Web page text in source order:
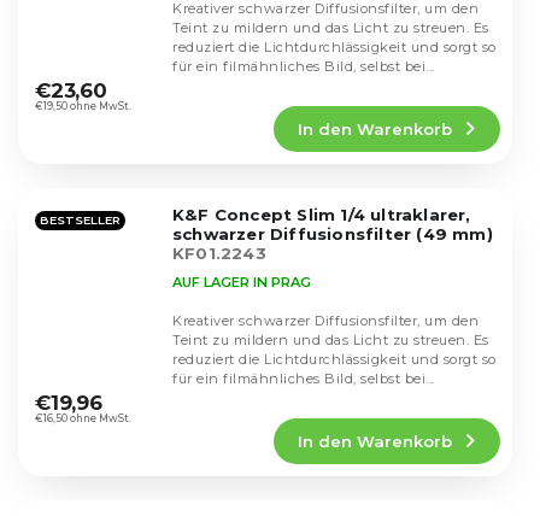
durchschnittliche
Produktbewertung
Sternen.
€19,50 ohne MwSt.
€23,60
In den Warenkorb
Kreativer schwarzer Diffusionsfilter, um den
Teint zu mildern und das Licht zu streuen. Es
reduziert die Lichtdurchlässigkeit und sorgt so
für ein filmähnliches Bild, selbst bei...
BESTSELLER
K&F Concept Slim 1/4 ultraklarer,
schwarzer Diffusionsfilter (49 mm)
KF01.2243
durchschnittliche
Produktbewertung
AUF LAGER IN PRAG
€16,50 ohne MwSt.
€19,96
In den Warenkorb
Kreativer schwarzer Diffusionsfilter, um den
Teint zu mildern und das Licht zu streuen. Es
reduziert die Lichtdurchlässigkeit und sorgt so
für ein filmähnliches Bild, selbst bei...